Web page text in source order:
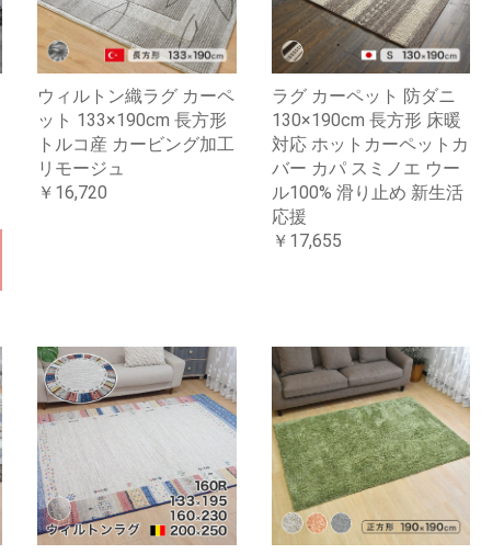
ウィルトン織ラグ カーペ
ット 133×190cm 長方形
トルコ産 カービング加工
リモージュ
￥16,720
ラグ カーペット 防ダニ
130×190cm 長方形 床暖
対応 ホットカーペットカ
バー カパ スミノエ ウー
ル100% 滑り止め 新生活
応援
￥17,655